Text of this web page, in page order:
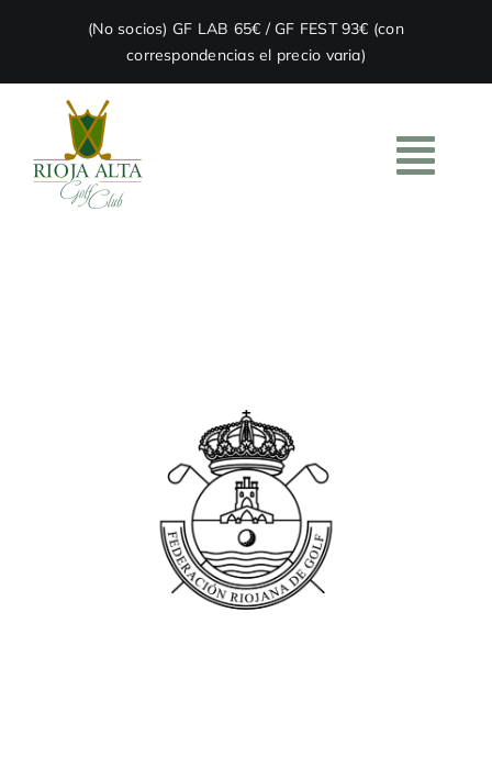
(No socios) GF LAB 65€ / GF FEST 93€ (con
correspondencias el precio varia)